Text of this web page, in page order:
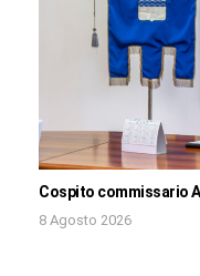
Cospito commissario
8 Agosto 2026